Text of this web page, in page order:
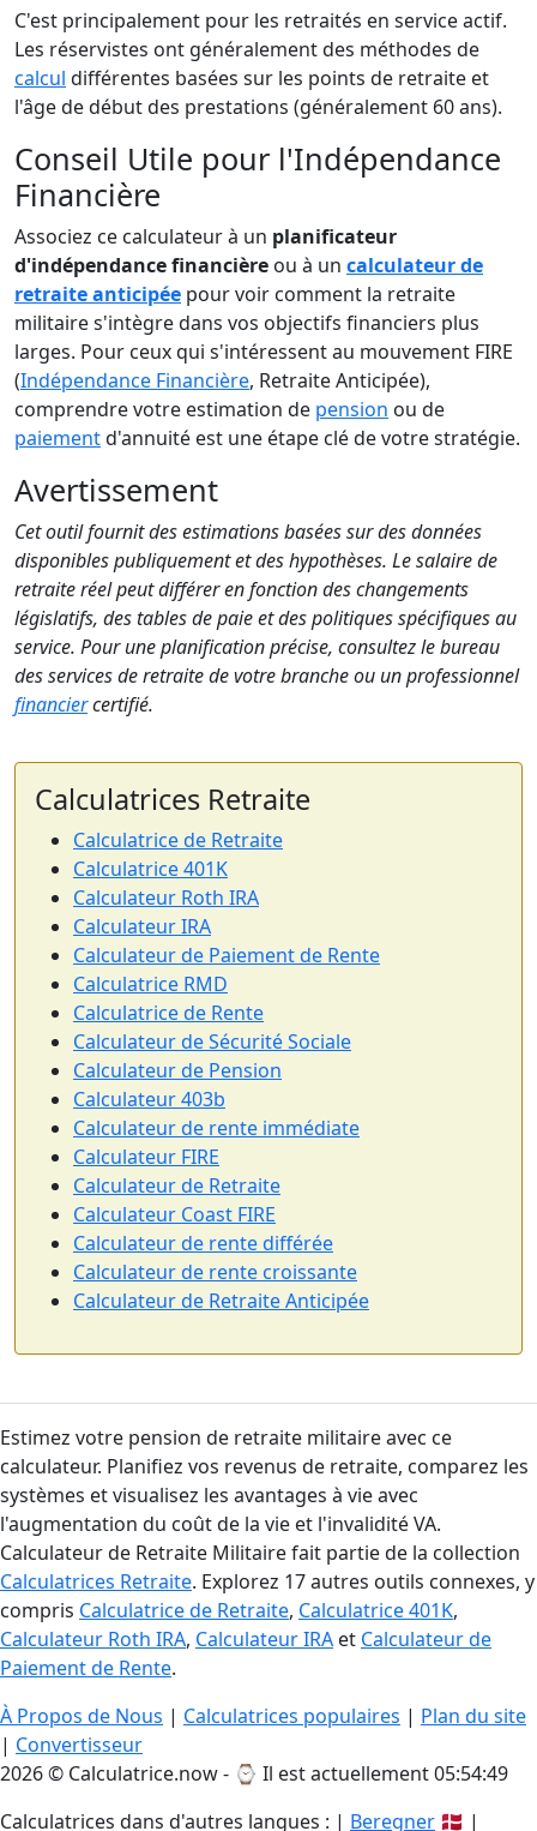
C'est principalement pour les retraités en service actif.
Les réservistes ont généralement des méthodes de
calcul différentes basées sur les points de retraite et
l'âge de début des prestations (généralement 60 ans).
Conseil Utile pour l'Indépendance
Financière
Associez ce calculateur à un planificateur
d'indépendance financière ou à un calculateur de
retraite anticipée pour voir comment la retraite
militaire s'intègre dans vos objectifs financiers plus
larges. Pour ceux qui s'intéressent au mouvement FIRE
(Indépendance Financière, Retraite Anticipée),
comprendre votre estimation de pension ou de
paiementd'annuité est une étape clé de votre stratégie.
Avertissement
Cet outil fournit des estimations basées sur des données
disponibles publiquement et des hypothèses. Le salaire de
retraite réel peut différer en fonction des changements
législatifs, des tables de paie et des politiques spécifiques au
service. Pour une planification précise, consultez le bureau
des services de retraite de votre branche ou un professionnel
financiercertifié.
Calculatrices Retraite
Calculatrice de Retraite
Calculatrice 401K
Calculateur Roth IRA
Calculateur IRA
Calculateur de Paiement de Rente
Calculatrice RMD
Calculatrice de Rente
Calculateur de Sécurité Sociale
Calculateur de Pension
Calculateur 403b
Calculateur de rente immédiate
Calculateur FIRE
Calculateur de Retraite
Calculateur Coast FIRE
Calculateur de rente différée
Calculateur de rente croissante
Calculateur de Retraite Anticipée
Estimez votre pension de retraite militaire avec ce
calculateur. Planifiez vos revenus de retraite, comparez les
systèmes et visualisez les avantages à vie avec
l'augmentation du coût de la vie et l'invalidité VA.
Calculateur de Retraite Militaire fait partie de la collection
Calculatrices Retraite. Explorez 17 autres outils connexes, y
compris Calculatrice de Retraite, Calculatrice 401K,
Calculateur Roth IRA, Calculateur IRA et Calculateur de
Paiement de Rente.
À Propos de Nous | Calculatrices populaires | Plan du site
| Convertisseur
2026 © Calculatrice.now - ⌚ Il est actuellement 05:54:50
Calculatrices dans d'autres langues : | Beregner 🇩🇰 |